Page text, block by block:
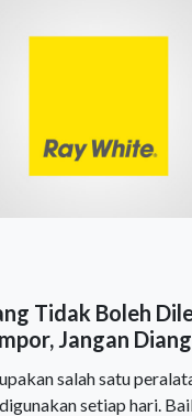
Tidak Boleh
Jangan
salah satu
setiap hari.